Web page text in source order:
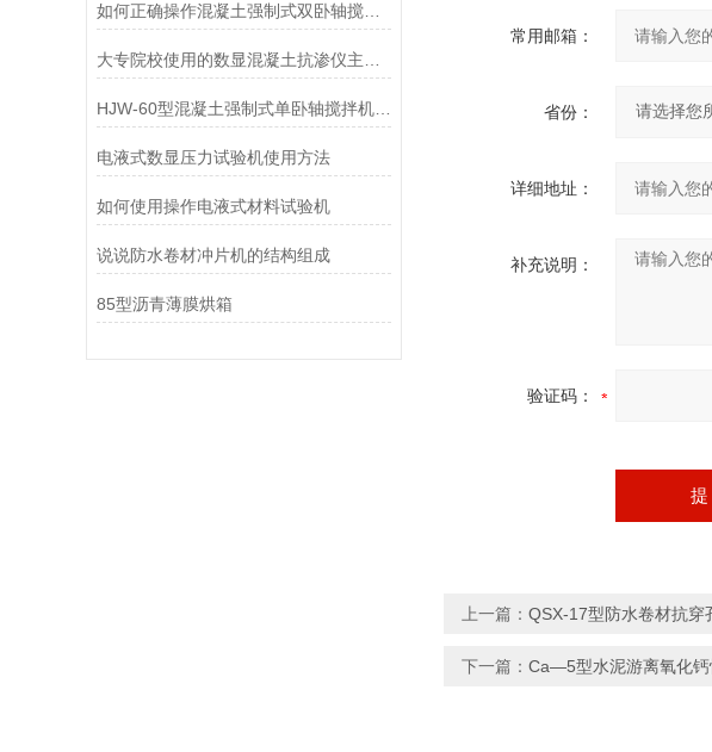
如何正确操作混凝土强制式双卧轴搅拌机
HJW-60型混凝土强制式单卧轴搅拌机构造及工作原理
电液式数显压力试验机使用方法
如何使用操作电液式材料试验机
说说防水卷材冲片机的结构组成
85型沥青薄膜烘箱
常用邮箱：
省份：
详细地址：
补充说明：
验证码：
上一篇： QSX-17型防水卷材抗穿
下一篇： Ca—5型水泥游离氧化钙